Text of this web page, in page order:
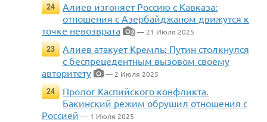
24
Алиев изгоняет Россию с Кавказа:
отношения с Азербайджаном движутся к
точке невозврата
2 — 21 Июля 2025
23
Алиев атакует Кремль: Путин столкнулся
с беспрецедентным вызовом своему
авторитету
— 2 Июля 2025
24
Пролог Каспийского конфликта.
Бакинский режим обрушил отношения с
Россией — 1 Июля 2025